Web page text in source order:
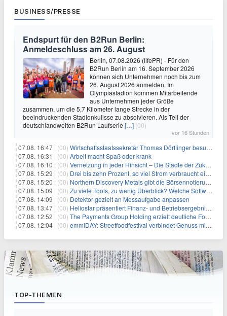
BUSINESS/PRESSE
Endspurt für den B2Run Berlin:
Anmeldeschluss am 26. August
Berlin, 07.08.2026 (lifePR) - Für den
B2Run Berlin am 16. September 2026
können sich Unternehmen noch bis zum
26. August 2026 anmelden. Im
Olympiastadion kommen Mitarbeitende
aus Unternehmen jeder Größe
zusammen, um die 5,7 Kilometer lange Strecke in der
beeindruckenden Stadionkulisse zu absolvieren. Als Teil der
deutschlandweiten B2Run Laufserie […] (00)
vor 16 Stunden
07.08. 16:47 | (00) Wirtschaftsstaatssekretär Thomas Dörflinger besucht Handwerksbetrieb im Kammerbezirk Freiburg
07.08. 16:31 | (00) Arbeit macht Spaß oder krank
07.08. 16:10 | (00) Vernetzung in jeder Hinsicht – Die Städte der Zukunft sind grün-blau
07.08. 15:29 | (00) Drei bis zehn Prozent, so viel Strom verbraucht ein Aufzug im Gebäude
07.08. 15:20 | (00) Northern Discovery Metals gibt die Börsennotierung an der Frankfurter Wertpapierbörse bekannt
07.08. 15:09 | (00) Zu viele Tools, zu wenig Überblick? Welche Software IT-Dienstleister wirklich brauchen
07.08. 14:09 | (00) Detektor gezielt an Messaufgabe anpassen
07.08. 13:47 | (00) Heliostar präsentiert Finanz- und Betriebsergebnis für das zweite Quartal 2026 mit Goldproduktion und Barreserven in Rekordhöhe
07.08. 12:52 | (00) The Payments Group Holding erzielt deutliche Fortschritte bei ihren AI-Projekten
07.08. 12:04 | (00) emmiDAY: Streetfoodfestival verbindet Genuss mit Engagement gegen Brustkrebs
TOP-THEMEN